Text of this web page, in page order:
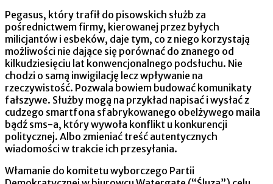
Pegasus, który trafił do pisowskich służb za
pośrednictwem firmy, kierowanej przez byłych
milicjantów i esbeków, daje tym, co z niego korzystają
możliwości nie dające się porównać do znanego od
kilkudziesięciu lat konwencjonalnego podsłuchu. Nie
chodzi o samą inwigilację lecz wpływanie na
rzeczywistość. Pozwala bowiem budować komunikaty
fałszywe. Służby mogą na przykład napisać i wysłać z
cudzego smartfona sfabrykowanego obelżywego maila
bądź sms-a, który wywoła konflikt u konkurencji
politycznej. Albo zmieniać treść autentycznych
wiadomości w trakcie ich przesyłania.
Włamanie do komitetu wyborczego Partii